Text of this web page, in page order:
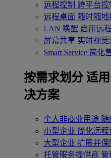
远程控制 跨平台
远程桌面 随时随
LAN 唤醒 启用远
屏幕共享 实时视觉
Smart Service 简化
按需求划分 适
决方案
个人非商业用途
小型企业 简化远
大型企业 扩展并保
托管服务提供商 管